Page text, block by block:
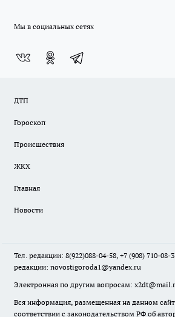
Мы в социальных сетях
ДТП
Гороскоп
Происшествия
ЖКХ
Главная
Новости
Тел. редакции: 8(922)088-04-58, +7 (908) 710-08-
редакции: novostigoroda1@yandex.ru
Электронная по другим вопросам:
Вся информация, размещенная на данном
соответствии с законодательством РФ об